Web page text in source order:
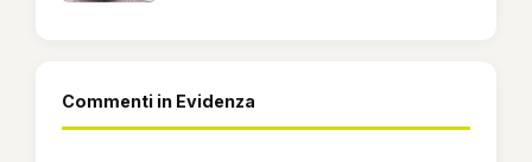
Commenti in Evidenza